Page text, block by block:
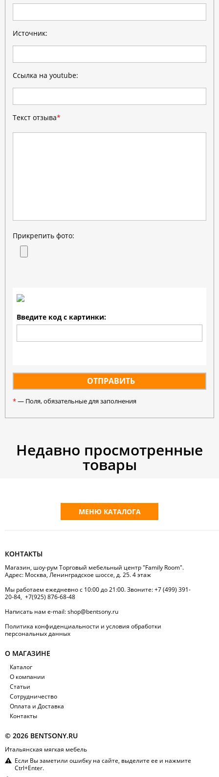
Источник:
Ссылка на youtube:
Текст отзыва*
Прикрепить фото:
Введите код с картинки:
*— Поля, обязательные для заполнения
Недавно просмотренные
товары
МЕНЮ КАТАЛОГА
КОНТАКТЫ
Магазин, шоу-рум Торговый мебельный центр "Family Room".
Адрес: Москва, Ленинградское шоссе, д. 25. 4 этаж
Мы работаем ежедневно с 10:00 до 21:00. Звоните:+7 (499) 391-
20-84, +7(925) 876-68-48
Написать нам e-mail:shop@bentsony.ru
Политика конфиденциальности и условия обработки
персональных данных
О МАГАЗИНЕ
Каталог
О компании
Статьи
Сотрудничество
Оплата и Доставка
Контакты
© 2026 BENTSONY.RU
Итальянская мягкая мебель
Если Вы заметили ошибку на сайте, выделите ее и нажмите
Ctrl+Enter.